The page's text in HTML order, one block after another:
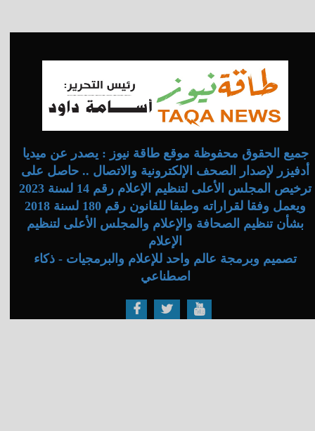
جميع الحقوق محفوظة موقع طاقة نيوز : يصدر عن ميديا
أدفيزر لإصدار الصحف الإلكترونية والاتصال .. حاصل على
ترخيص المجلس الأعلى لتنظيم الإعلام رقم 14 لسنة 2023
ويعمل وفقا لقراراته وطبقا للقانون رقم 180 لسنة 2018
بشأن تنظيم الصحافة والإعلام والمجلس الأعلى لتنظيم
الإعلام
تصميم وبرمجة عالم واحد للإعلام والبرمجيات - ذكاء
اصطناعي